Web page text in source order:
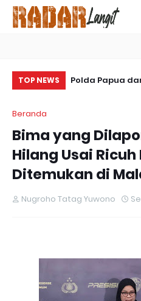
TOP NEWS
300
Polda Papua
Beranda
Bima yang
Hilang Usai
Ditemukan di
Nugroho Tatag Yuwono